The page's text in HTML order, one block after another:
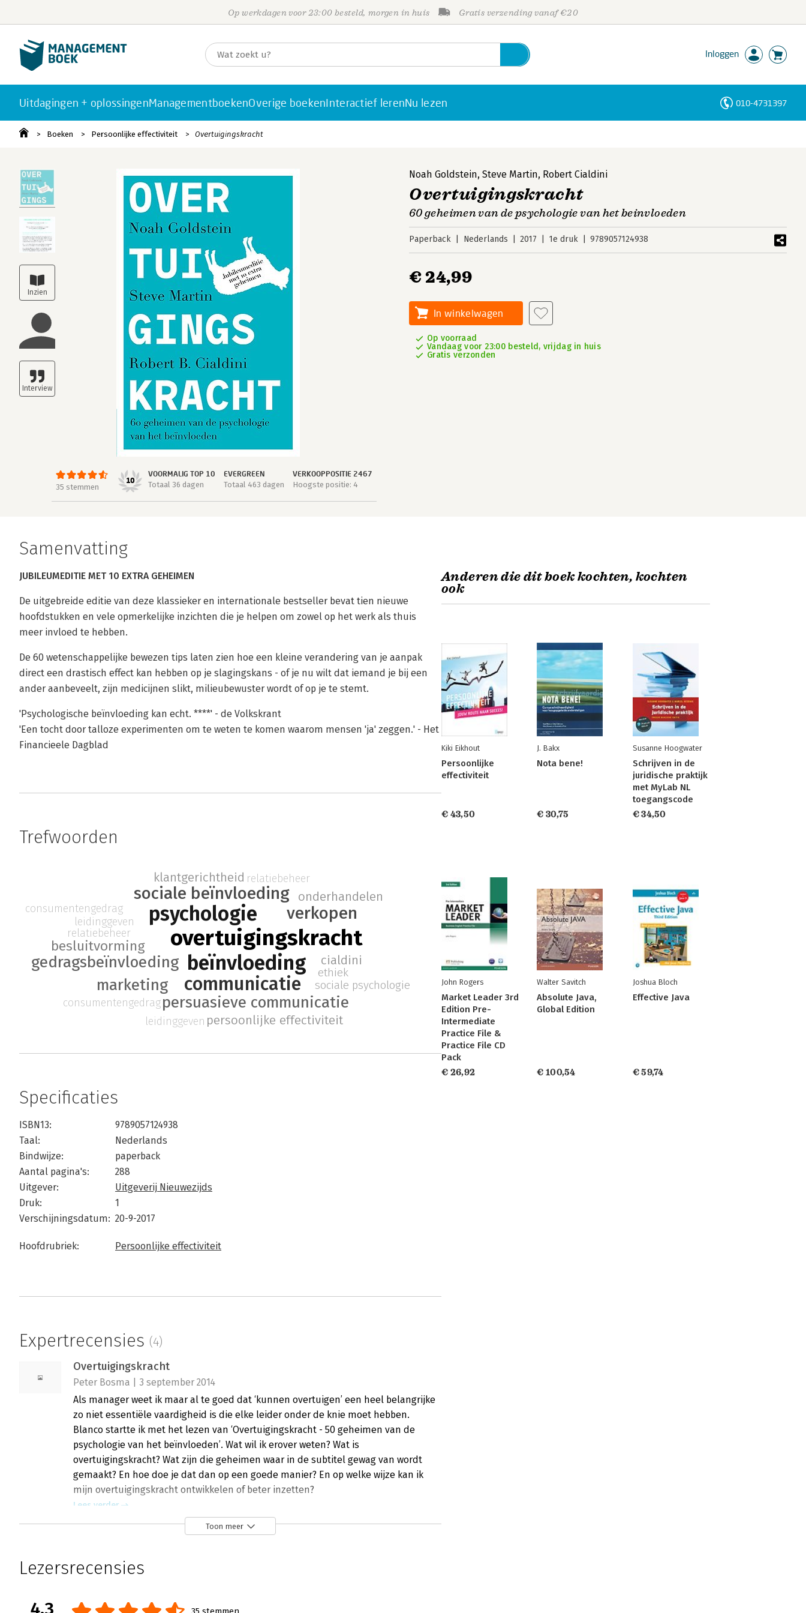
Op werkdagen voor 23:00 besteld, morgen in huis Gratis verzending vanaf €20
Inloggen
Uitdagingen + oplossingenManagementboekenOverige boekenInteractief lerenNu lezen 010-4731397
Boeken Persoonlijke effectiviteit Overtuigingskracht
35 stemmen
10
VOORMALIG TOP 10
Totaal 36 dagen
EVERGREEN
Totaal 463 dagen
VERKOOPPOSITIE 2467
Hoogste positie: 4
Noah Goldstein, Steve Martin, Robert Cialdini
Overtuigingskracht
60 geheimen van de psychologie van het beinvloeden
Paperback Nederlands 2017 1e druk 9789057124938
€ 24,99
In winkelwagen
Op voorraad
Vandaag voor 23:00 besteld, vrijdag in huis
Gratis verzonden
Samenvatting
JUBILEUMEDITIE MET 10 EXTRA GEHEIMEN
De uitgebreide editie van deze klassieker en internationale bestseller bevat tien nieuwe
hoofdstukken en vele opmerkelijke inzichten die je helpen om zowel op het werk als thuis
meer invloed te hebben.
De 60 wetenschappelijke bewezen tips laten zien hoe een kleine verandering van je aanpak
direct een drastisch effect kan hebben op je slagingskans - of je nu wilt dat iemand je bij een
ander aanbeveelt, zijn medicijnen slikt, milieubewuster wordt of op je te stemt.
'Psychologische beïnvloeding kan echt. ****' - de Volkskrant
'Een tocht door talloze experimenten om te weten te komen waarom mensen 'ja' zeggen.' - Het
Financieele Dagblad
Trefwoorden
overtuigingskracht
beïnvloeding
psychologie
communicatie
sociale beïnvloeding
verkopen
persuasieve communicatie
marketing
gedragsbeïnvloeding
besluitvorming
cialdini
klantgerichtheid
persoonlijke effectiviteit
onderhandelen
ethiek
sociale psychologie
relatiebeheer
consumentengedrag
leidinggeven
relatiebeheer
consumentengedrag
leidinggeven
Specificaties
ISBN13:
9789057124938
Taal:
Nederlands
Bindwijze:
paperback
Aantal pagina's:
288
Uitgever:
Uitgeverij Nieuwezijds
Druk:
1
Verschijningsdatum: 20-9-2017
Hoofdrubriek: Persoonlijke effectiviteit
Expertrecensies (4)
Overtuigingskracht
Peter Bosma | 3 september 2014
Als manager weet ik maar al te goed dat ‘kunnen overtuigen’ een heel belangrijke
zo niet essentiële vaardigheid is die elke leider onder de knie moet hebben.
Blanco startte ik met het lezen van ‘Overtuigingskracht - 50 geheimen van de
psychologie van het beïnvloeden’. Wat wil ik erover weten? Wat is
overtuigingskracht? Wat zijn die geheimen waar in de subtitel gewag van wordt
gemaakt? En hoe doe je dat dan op een goede manier? En op welke wijze kan ik
mijn overtuigingskracht ontwikkelen of beter inzetten?
Lees verder
Peter de Roode | 11 augustus 2008
gedrag beïnvloeden. De algemene opvatting is dat 'overtuigen' een kunst of
Toon meer
Lezersrecensies
Anderen die dit boek kochten, kochten
ook
Kiki Eikhout
Persoonlijke
effectiviteit
€ 43,50
J. Bakx
Nota bene!
€ 30,75
Susanne Hoogwater
Schrijven in de
juridische praktijk
met MyLab NL
toegangscode
€ 34,50
John Rogers
Market Leader 3rd
Edition Pre-
Intermediate
Practice File &
Practice File CD
Pack
€ 26,92
Walter Savitch
Absolute Java,
Global Edition
€ 100,54
Joshua Bloch
Effective Java
€ 59,74
Personen